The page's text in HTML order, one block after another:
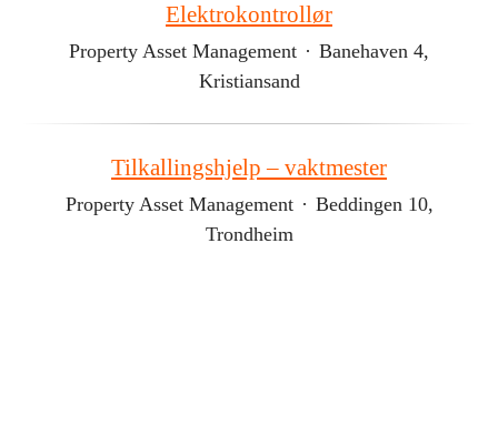
Elektrokontrollør
Property Asset Management · Banehaven 4,
Kristiansand
Tilkallingshjelp – vaktmester
Property Asset Management · Beddingen 10,
Trondheim